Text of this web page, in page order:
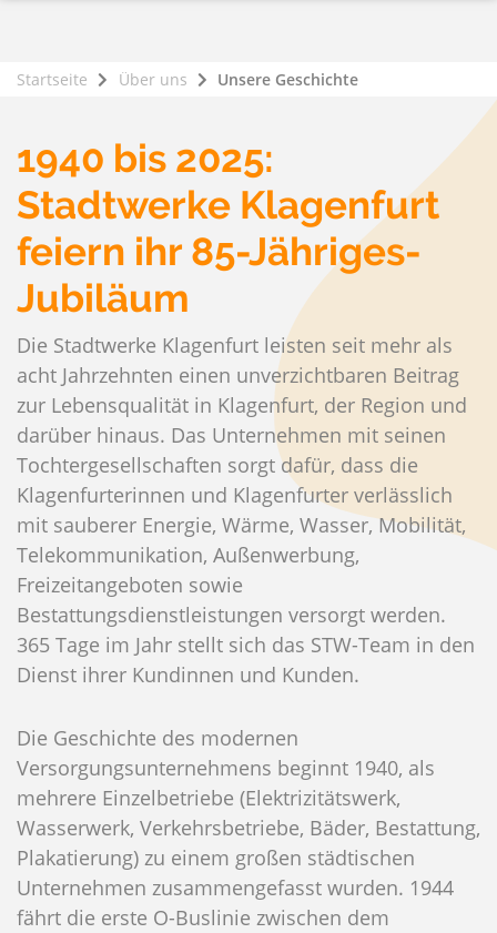
Startseite Über uns Unsere Geschichte
1940 bis 2025:
Stadtwerke Klagenfurt
feiern ihr 85-Jähriges-
Jubiläum
Die Stadtwerke Klagenfurt leisten seit mehr als
acht Jahrzehnten einen unverzichtbaren Beitrag
zur Lebensqualität in Klagenfurt, der Region und
darüber hinaus. Das Unternehmen mit seinen
Tochtergesellschaften sorgt dafür, dass die
Klagenfurterinnen und Klagenfurter verlässlich
mit sauberer Energie, Wärme, Wasser, Mobilität,
Telekommunikation, Außenwerbung,
Freizeitangeboten sowie
Bestattungsdienstleistungen versorgt werden.
365 Tage im Jahr stellt sich das STW-Team in den
Dienst ihrer Kundinnen und Kunden.
Die Geschichte des modernen
Versorgungsunternehmens beginnt 1940, als
mehrere Einzelbetriebe (Elektrizitätswerk,
Wasserwerk, Verkehrsbetriebe, Bäder, Bestattung,
Plakatierung) zu einem großen städtischen
Unternehmen zusammengefasst wurden. 1944
fährt die erste O-Buslinie zwischen dem